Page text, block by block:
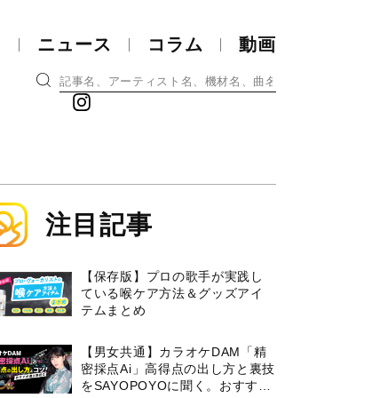
ニュース コラム 動画
注目記事
【保存版】プロの歌手が実践し
ている喉ケア⽅法＆グッズアイ
テムまとめ
【男女共通】カラオケDAM「精
密採点Ai」高得点の出し方と裏技
をSAYOPOYOに聞く。おすすめ